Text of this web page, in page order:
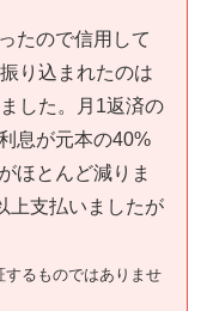
たので信用して
り込まれたのは
した。月1返済の
息が元本の40%
ほとんど減りま
上支払いましたが
るものではありませ